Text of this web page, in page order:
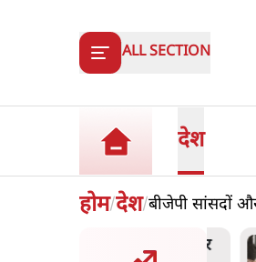
ALL SECTION
देश
होम/देश/बीजेपी सांसदों
प्रोटेस्ट- 'ताकतवर सरकार